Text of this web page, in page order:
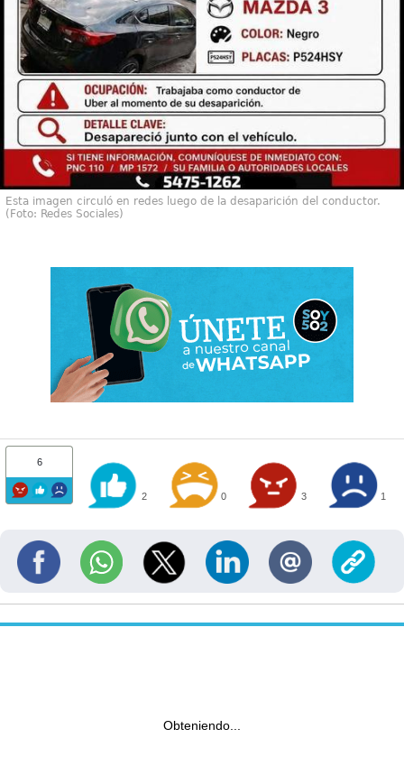
Esta imagen circuló en redes luego de la desaparición del conductor.
(Foto: Redes Sociales)
6
2 0 3 1
Obteniendo...